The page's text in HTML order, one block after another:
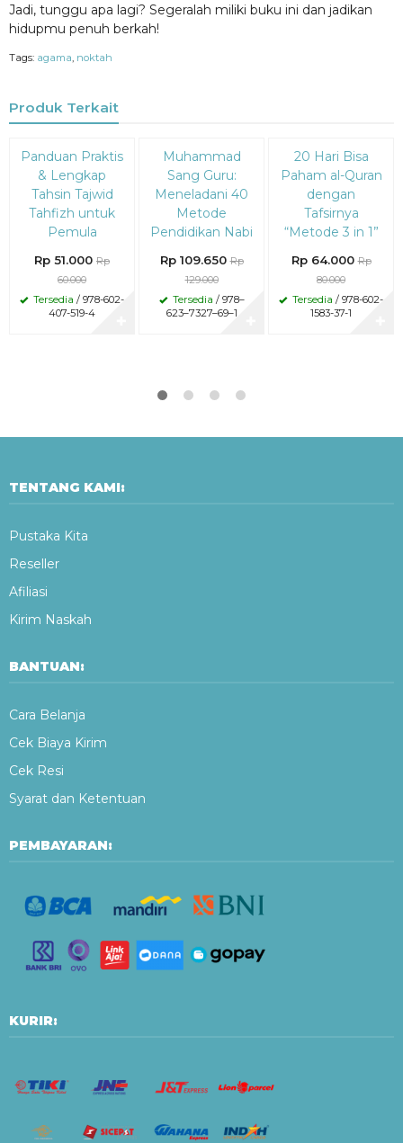
Jadi, tunggu apa lagi? Segeralah miliki buku ini dan jadikan
hidupmu penuh berkah!
Tags: agama noktah
Produk Terkait
Diskon
15%
Panduan Praktis
& Lengkap
Tahsin Tajwid
Tahfizh untuk
Pemula
Rp 51.000 Rp
60.000
Tersedia / 978-602-
407-519-4
Diskon
15%Muhammad
Sang Guru:
Meneladani 40
Metode
Pendidikan Nabi
Rp 109.650 Rp
129.000
Tersedia / 978–
623–7327–69–1
Diskon
20%20 Hari Bisa
Paham al-Quran
dengan
Tafsirnya
“Metode 3 in 1”
Rp 64.000 Rp
80.000
Tersedia / 978-602-
1583-37-1
TENTANG KAMI:
Pustaka Kita
Reseller
Afiliasi
Kirim Naskah
BANTUAN:
Cara Belanja
Cek Biaya Kirim
Cek Resi
Syarat dan Ketentuan
PEMBAYARAN:
KURIR: